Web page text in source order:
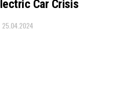
Car Crisis
25.04.2024